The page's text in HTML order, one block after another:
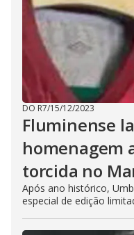
DO R7/15/12/2023
Fluminense
homenagem
torcida no
Após ano histórico,
especial de edição